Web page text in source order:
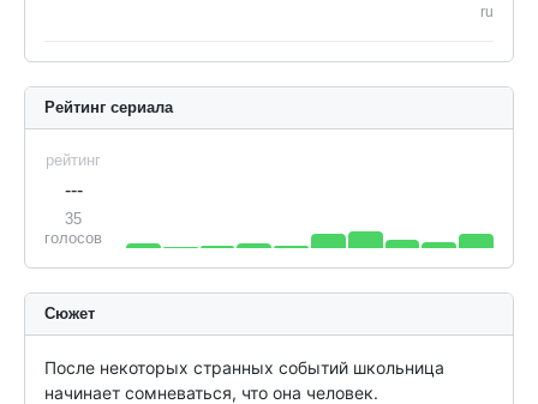
ru
Рейтинг сериала
рейтинг
---
35
голосов
Сюжет
После некоторых странных событий школьница
начинает сомневаться, что она человек.